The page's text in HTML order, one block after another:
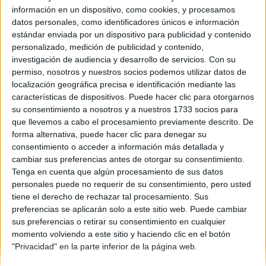
información en un dispositivo, como cookies, y procesamos
datos personales, como identificadores únicos e información
estándar enviada por un dispositivo para publicidad y contenido
personalizado, medición de publicidad y contenido,
investigación de audiencia y desarrollo de servicios. Con su
permiso, nosotros y nuestros socios podemos utilizar datos de
localización geográfica precisa e identificación mediante las
características de dispositivos. Puede hacer clic para otorgarnos
su consentimiento a nosotros y a nuestros 1733 socios para
que llevemos a cabo el procesamiento previamente descrito. De
forma alternativa, puede hacer clic para denegar su
consentimiento o acceder a información más detallada y
cambiar sus preferencias antes de otorgar su consentimiento.
Tenga en cuenta que algún procesamiento de sus datos
personales puede no requerir de su consentimiento, pero usted
tiene el derecho de rechazar tal procesamiento. Sus
preferencias se aplicarán solo a este sitio web. Puede cambiar
sus preferencias o retirar su consentimiento en cualquier
momento volviendo a este sitio y haciendo clic en el botón
"Privacidad" en la parte inferior de la página web.
Comunidad:
Castilla La Mancha
Año del examen:
2013
Mes de examen:
Junio
Asignatura:
Historia del Arte
Fichero Examen:
examen-selectividad-historia-del-arte-castilla-mancha-2013-
junio.pdf
Quiénes somos|Contactar|Anúnciate
Aviso legal|Politica de privacidad|Condiciones generales